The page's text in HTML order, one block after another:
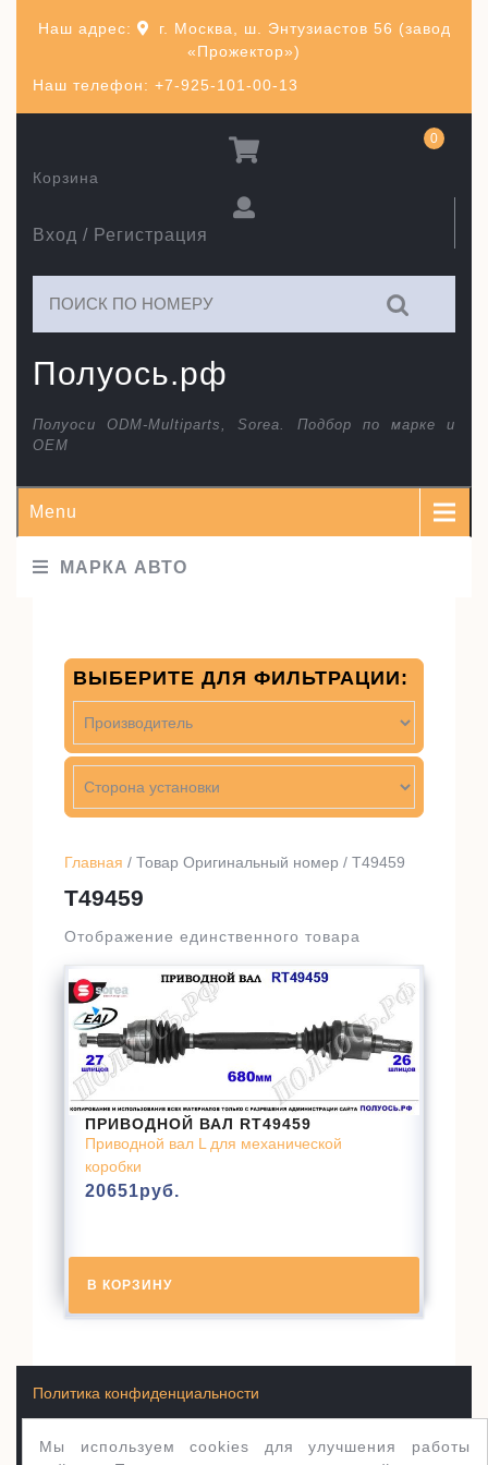
Наш телефон: +7-925-101-00-13
Наш адрес:
г. Москва, ш. Энтузиастов 56 (завод
«Прожектор»)
Полуось.рф
Полуоси ODM-Multiparts, Sorea. Подбор по марке и
ОЕМ
Вход / Регистрация
Корзина
0
Menu
МАРКА АВТО
Главная / Товар Оригинальный номер / T49459
T49459
Отображение единственного товара
ПРИВОДНОЙ ВАЛ RT49459
Приводной вал L для механической
коробки
20651руб.
В КОРЗИНУ
ВЫБЕРИТЕ ДЛЯ ФИЛЬТРАЦИИ:
Мы используем cookies для улучшения работы
Условия продажи товаров
Политика конфиденциальности